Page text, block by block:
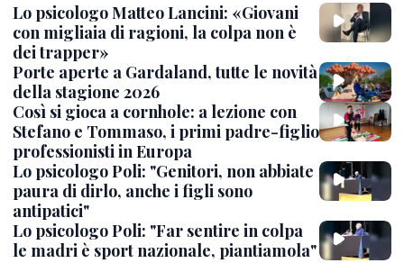
Lo psicologo Matteo Lancini: «Giovani
con migliaia di ragioni, la colpa non è
dei trapper»
Porte aperte a Gardaland, tutte le novità
della stagione 2026
Così si gioca a cornhole: a lezione con
Stefano e Tommaso, i primi padre-figlio
professionisti in Europa
Lo psicologo Poli: "Genitori, non abbiate
paura di dirlo, anche i figli sono
antipatici"
Lo psicologo Poli: "Far sentire in colpa
le madri è sport nazionale, piantiamola"